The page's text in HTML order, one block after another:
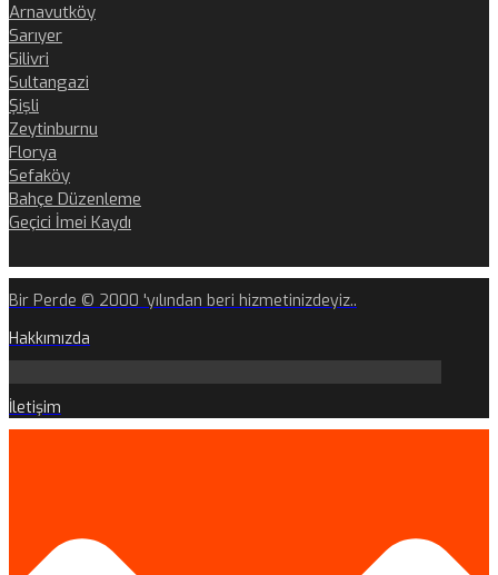
Arnavutköy
Sarıyer
Silivri
Sultangazi
Şişli
Zeytinburnu
Florya
Sefaköy
Bahçe Düzenleme
Geçici İmei Kaydı
Bir Perde © 2000 'yılından beri hizmetinizdeyiz..
Hakkımızda
İletişim